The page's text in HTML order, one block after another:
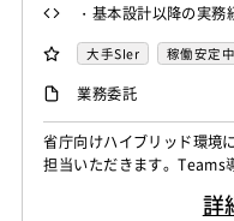
・基本設計以降の実
s等）の導入経験 ・
ryの知見・経験
大手SIer 稼働安定中
業務委託
省庁向けハイブリッド環境
担当いただきます。
詳